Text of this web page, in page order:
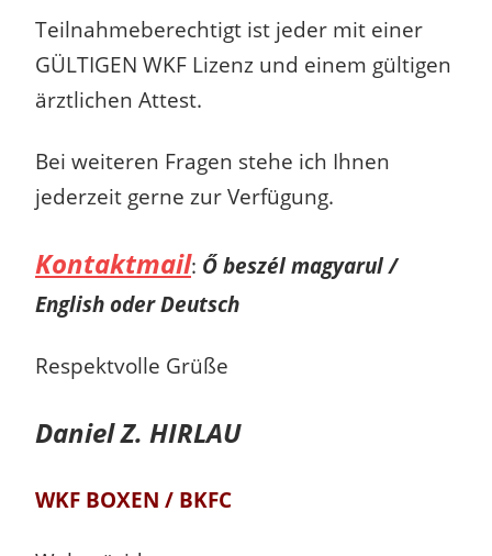
Teilnahmeberechtigt ist jeder mit einer
GÜLTIGEN WKF Lizenz und einem gültigen
ärztlichen Attest.
Bei weiteren Fragen stehe ich Ihnen
jederzeit gerne zur Verfügung.
Kontaktmail: Ő beszél magyarul /
English oder Deutsch
Respektvolle Grüße
Daniel Z. HIRLAU
WKF BOXEN / BKFC